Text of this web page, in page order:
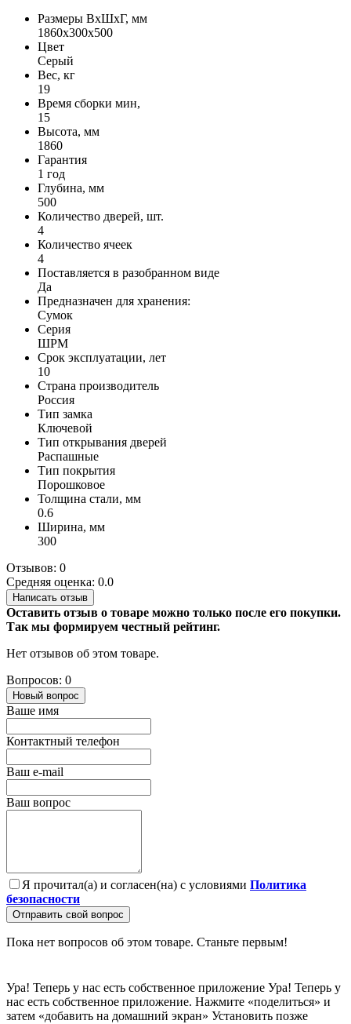
Размеры ВхШхГ, мм
1860х300х500
Цвет
Серый
Вес, кг
19
Время сборки мин,
15
Высота, мм
1860
Гарантия
1 год
Глубина, мм
500
Количество дверей, шт.
4
Количество ячеек
4
Поставляется в разобранном виде
Да
Предназначен для хранения:
Сумок
Серия
ШРМ
Срок эксплуатации, лет
10
Страна производитель
Россия
Тип замка
Ключевой
Тип открывания дверей
Распашные
Тип покрытия
Порошковое
Толщина стали, мм
0.6
Ширина, мм
300
Отзывов: 0
Средняя оценка: 0.0
Написать отзыв
Оставить отзыв о товаре можно только после его покупки.
Так мы формируем честный рейтинг.
Нет отзывов об этом товаре.
Вопросов: 0
Новый вопрос
Ваше имя
Контактный телефон
Ваш e-mail
Ваш вопрос
Я прочитал(а) и согласен(на) с условиями Политика
безопасности
Отправить свой вопрос
Пока нет вопросов об этом товаре. Станьте первым!
Ура! Теперь у нас есть собственное приложение Ура! Теперь у
нас есть собственное приложение. Нажмите «поделиться» и
затем «добавить на домашний экран» Установить позже